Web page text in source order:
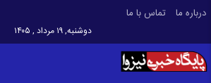
درباره ما تماس با ما
دوشنبه, ۱۹ مرداد , ۱۴۰۵